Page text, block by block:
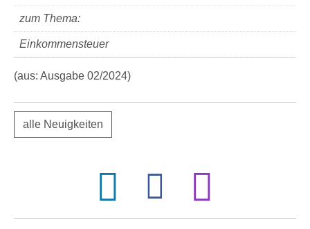
zum Thema:
Einkommensteuer
(aus: Ausgabe 02/2024)
alle Neuigkeiten